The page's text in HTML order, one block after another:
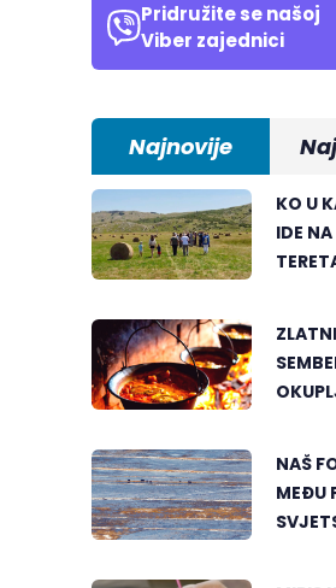
Pridružite se našoj
Viber zajednici
Najnovije
KO U
IDE
NAŠ
MEĐU